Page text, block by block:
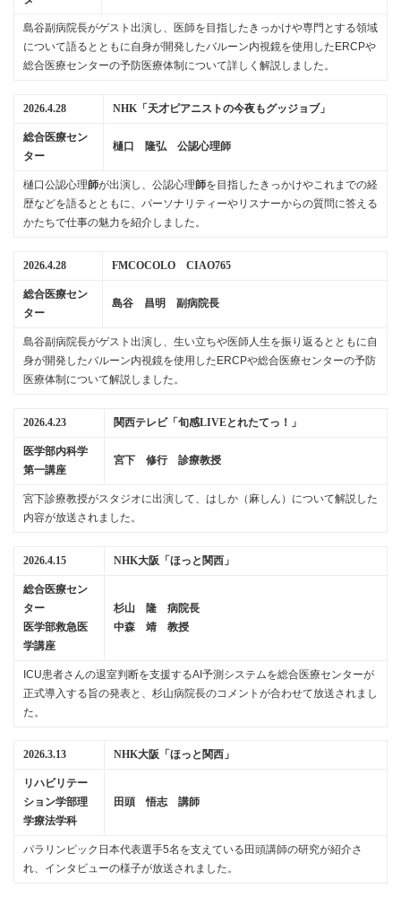
島谷副病院長がゲスト出演し、医師を目指したきっかけや専門とする領域
について語るとともに自身が開発したバルーン内視鏡を使用したERCPや
総合医療センターの予防医療体制について詳しく解説しました。
2026.4.28 NHK「天才ピアニストの今夜もグッジョブ」
総合医療セン
ター
樋口 隆弘 公認心理師
樋口公認心理師が出演し、公認心理師を目指したきっかけやこれまでの経
歴などを語るとともに、パーソナリティーやリスナーからの質問に答える
かたちで仕事の魅力を紹介しました。
2026.4.28 FMCOCOLO CIAO765
総合医療セン
ター
島谷 昌明 副病院長
島谷副病院長がゲスト出演し、生い立ちや医師人生を振り返るとともに自
身が開発したバルーン内視鏡を使用したERCPや総合医療センターの予防
医療体制について解説しました。
2026.4.23 関西テレビ「旬感LIVEとれたてっ！」
医学部内科学
第一講座
宮下 修行 診療教授
宮下診療教授がスタジオに出演して、はしか（麻しん）について解説した
内容が放送されました。
2026.4.15 NHK大阪「ほっと関西」
総合医療セン
ター
医学部救急医
学講座
杉山 隆 病院長
中森 靖 教授
ICU患者さんの退室判断を支援するAI予測システムを総合医療センターが
正式導入する旨の発表と、杉山病院長のコメントが合わせて放送されまし
た。
2026.3.13 NHK大阪「ほっと関西」
リハビリテー
ション学部理
学療法学科
田頭 悟志 講師
パラリンピック日本代表選手5名を支えている田頭講師の研究が紹介さ
れ、インタビューの様子が放送されました。